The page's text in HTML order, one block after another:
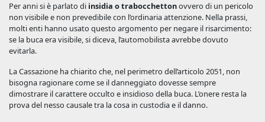
Per anni si è parlato di insidia o trabocchettonovvero di un pericolo
non visibile e non prevedibile con l’ordinaria attenzione. Nella prassi,
molti enti hanno usato questo argomento per negare il risarcimento:
se la buca era visibile, si diceva, l’automobilista avrebbe dovuto
evitarla.
La Cassazione ha chiarito che, nel perimetro dell’articolo 2051, non
bisogna ragionare come se il danneggiato dovesse sempre
dimostrare il carattere occulto e insidioso della buca. L’onere resta la
prova del nesso causale tra la cosa in custodia e il danno.